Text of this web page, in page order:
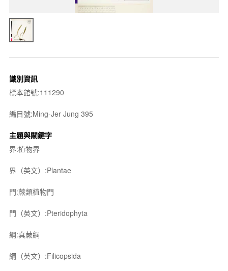
識別資訊
標本館號:111290
編目號:Ming-Jer Jung 395
主題與關鍵字
界:植物界
界（英文）:Plantae
門:蕨類植物門
門（英文）:Pteridophyta
綱:真蕨綱
綱（英文）:Filicopsida